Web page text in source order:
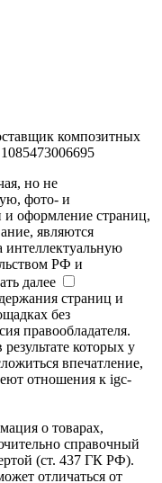
композитных
но не
фото- и
оформление страниц,
являются
интеллектуальную
РФ и
далее
страниц и
без
правообладателя.
которых у
впечатление,
отношения к igc-
о товарах,
справочный
(ст. 437 ГК РФ).
отличаться от